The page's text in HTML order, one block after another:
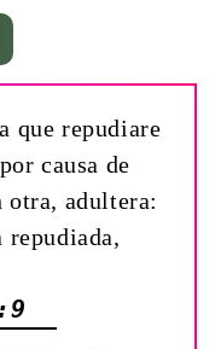
que repudiare
causa de
otra, adultera:
repudiada,